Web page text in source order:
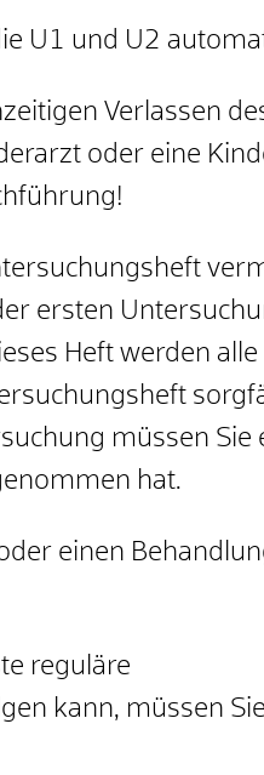
U1 und U2
Verlassen
oder eine
ersten
Heft werden alle
müssen Sie
hat.
einen
reguläre
kann, müssen